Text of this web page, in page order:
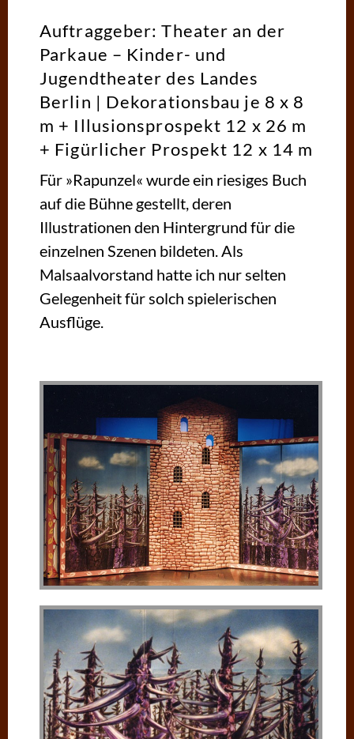
Auftraggeber: Theater an der
Parkaue – Kinder- und
Jugendtheater des Landes
Berlin | Dekorationsbau je 8 x 8
m + Illusionsprospekt 12 x 26 m
+ Figürlicher Prospekt 12 x 14 m
Für »Rapunzel« wurde ein riesiges Buch
auf die Bühne gestellt, deren
Illustrationen den Hintergrund für die
einzelnen Szenen bildeten. Als
Malsaalvorstand hatte ich nur selten
Gelegenheit für solch spielerischen
Ausflüge.